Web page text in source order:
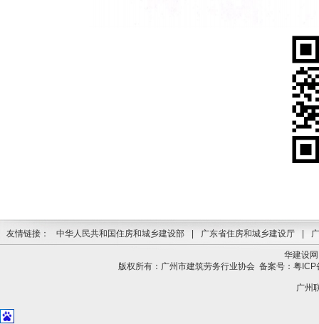
友情链接： 中华人民共和国住房和城乡建设部 | 广东省住房和城乡建设厅 |
华建设网
版权所有：广州市建筑劳务行业协会备案号：粤
广州